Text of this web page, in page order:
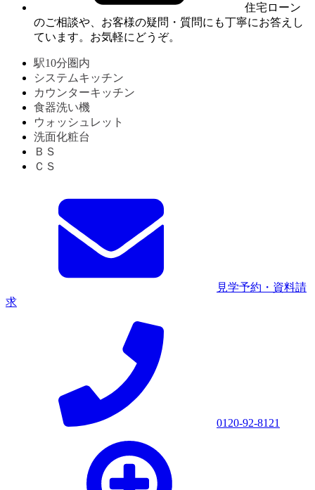
住宅ローン
のご相談や、お客様の疑問・質問にも丁寧にお答えし
ています。お気軽にどうぞ。
駅10分圏内
システムキッチン
カウンターキッチン
食器洗い機
ウォッシュレット
洗面化粧台
ＢＳ
ＣＳ
見学予約・資料請
求
0120-92-8121